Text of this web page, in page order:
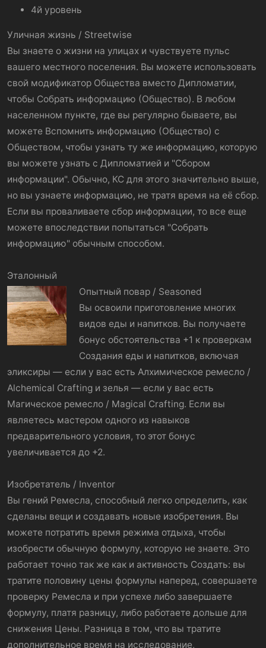
4й уровень
Уличная жизнь / Streetwise
Вы знаете о жизни на улицах и чувствуете пульс
вашего местного поселения. Вы можете использовать
свой модификатор Общества вместо Дипломатии,
чтобы Собрать информацию (Общество). В любом
населенном пункте, где вы регулярно бываете, вы
можете Вспомнить информацию (Общество) с
Обществом, чтобы узнать ту же информацию, которую
вы можете узнать с Дипломатией и "Сбором
информации". Обычно, КС для этого значительно выше,
но вы узнаете информацию, не тратя время на её сбор.
Если вы проваливаете сбор информации, то все еще
можете впоследствии попытаться "Собрать
информацию" обычным способом.
Эталонный
Опытный повар / Seasoned
Вы освоили приготовление многих
видов еды и напитков. Вы получаете
бонус обстоятельства +1 к проверкам
Создания еды и напитков, включая
эликсиры — если у вас есть Алхимическое ремесло /
Alchemical Crafting и зелья — если у вас есть
Магическое ремесло / Magical Crafting. Если вы
являетесь мастером одного из навыков
предварительного условия, то этот бонус
увеличивается до +2.
Изобретатель / Inventor
Вы гений Ремесла, способный легко определить, как
сделаны вещи и создавать новые изобретения. Вы
можете потратить время режима отдыха, чтобы
изобрести обычную формулу, которую не знаете. Это
работает точно так же как и активность Создать: вы
тратите половину цены формулы наперед, совершаете
проверку Ремесла и при успехе либо завершаете
формулу, платя разницу, либо работаете дольше для
снижения Цены. Разница в том, что вы тратите
дополнительное время на исследование,